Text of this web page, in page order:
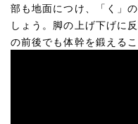
部も地面につけ、「く」
しょう。脚の上げ下げに
の前後でも体幹を鍛えるこ